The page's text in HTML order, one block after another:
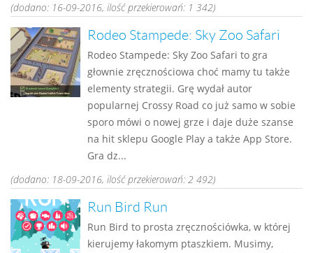
(dodano: 16-09-2016, ilość przekierowań: 1 342)
Rodeo Stampede: Sky Zoo Safari
Rodeo Stampede: Sky Zoo Safari to gra
głownie zręcznościowa choć mamy tu także
elementy strategii. Grę wydał autor
popularnej Crossy Road co już samo w sobie
sporo mówi o nowej grze i daje duże szanse
na hit sklepu Google Play a także App Store.
Gra dz...
(dodano: 18-09-2016, ilość przekierowań: 2 492)
Run Bird Run
Run Bird to prosta zręcznościówka, w której
kierujemy łakomym ptaszkiem. Musimy,